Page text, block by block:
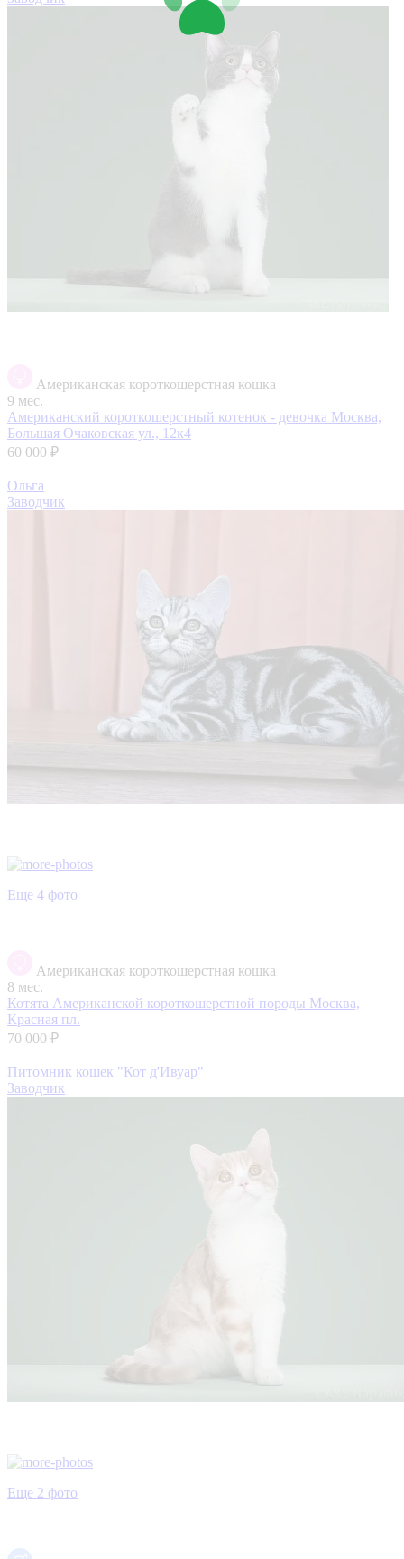
Американская короткошерстная кошка
9 мес.
Американский короткошерстный котенок - девочка Москва,
Большая Очаковская ул., 12к4
60 000 ₽
Ольга
Заводчик
Еще 4 фото
Американская короткошерстная кошка
8 мес.
Котята Американской короткошерстной породы Москва,
Красная пл.
70 000 ₽
Питомник кошек "Кот д'Ивуар"
Заводчик
Еще 2 фото